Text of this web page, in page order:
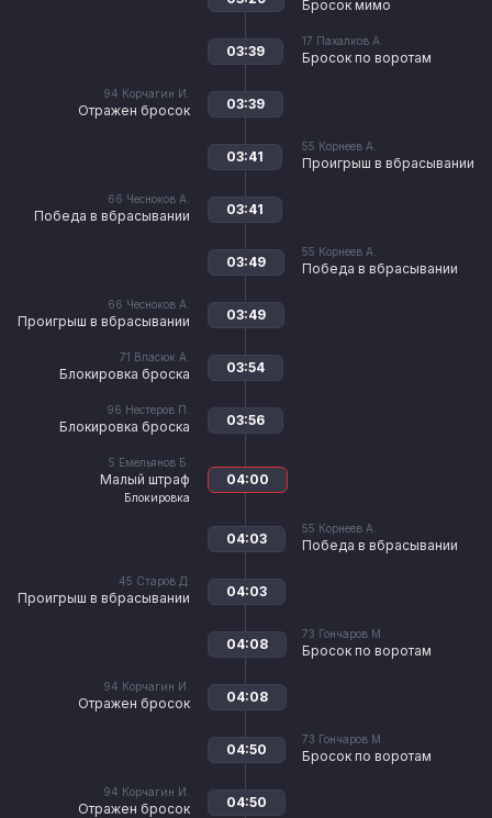
Бросок мимо
17 Пахалков А.
Бросок по воротам
03:39
94 Корчагин И.
Отражен бросок 03:39
55 Корнеев А.
Проигрыш в вбрасывании
03:41
66 Чесноков А.
Победа в вбрасывании 03:41
55 Корнеев А.
Победа в вбрасывании
03:49
66 Чесноков А.
Проигрыш в вбрасывании 03:49
71 Власюк А.
Блокировка броска 03:54
96 Нестеров П.
Блокировка броска 03:56
5 Емельянов Б.
Малый штраф
Блокировка
04:00
55 Корнеев А.
Победа в вбрасывании
04:03
45 Старов Д.
Проигрыш в вбрасывании 04:03
73 Гончаров М.
Бросок по воротам
04:08
94 Корчагин И.
Отражен бросок 04:08
73 Гончаров М.
Бросок по воротам
04:50
94 Корчагин И.
Отражен бросок 04:50